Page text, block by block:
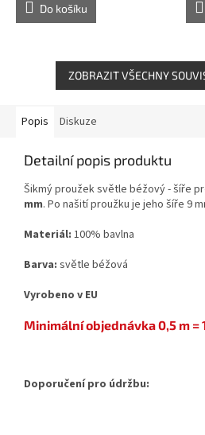
Do košíku
ZOBRAZIT VŠECHNY
Popis Diskuze
Detailní popis produktu
Šikmý proužek světle béžový - šíře
mm. Po našití proužku je jeho šíře 9
Materiál: 100% bavlna
Barva: světle béžová
Vyrobeno v EU
Minimální objednávka 0,5 m =
Doporučení pro údržbu: